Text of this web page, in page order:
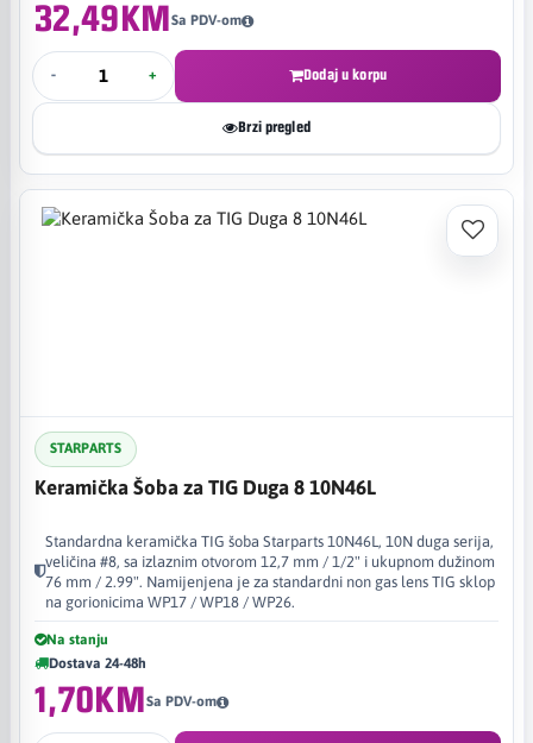
32,49KMSa PDV-om
- + Dodaj u korpu
Brzi pregled
STARPARTS
Keramička Šoba za TIG Duga 8 10N46L
Standardna keramička TIG šoba Starparts 10N46L, 10N duga serija,
veličina #8, sa izlaznim otvorom 12,7 mm / 1/2" i ukupnom dužinom
76 mm / 2.99". Namijenjena je za standardni non gas lens TIG sklop
na gorionicima WP17 / WP18 / WP26.
Na stanju
Dostava 24-48h
1,70KMSa PDV-om